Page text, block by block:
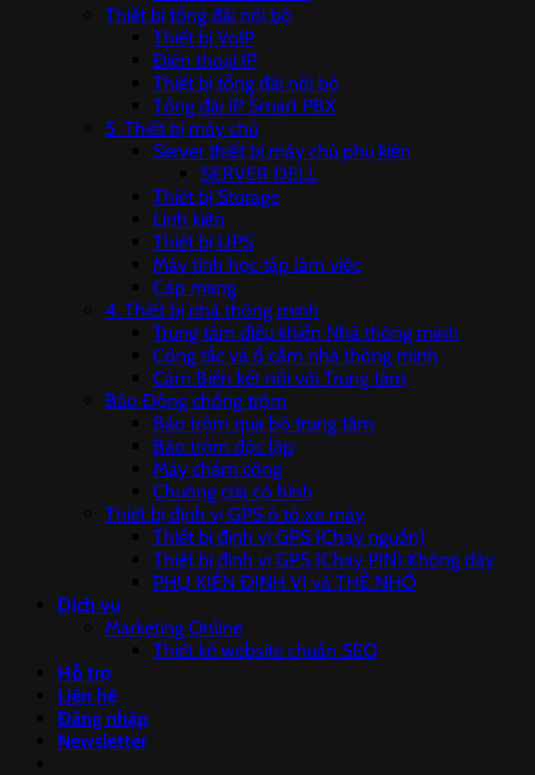
Thiết bị tổng đài nội bộ
Thiết bị VoIP
Điện thoại IP
Thiết bị tổng đài nội bộ
Tổng đài IP Smart PBX
5. Thiết bị máy chủ
Server thiết bị máy chủ phụ kiện
SERVER DELL
Thiết bị Storage
Linh kiện
Thiết bị UPS
Máy tính học tập làm việc
Cáp mạng
4. Thiết bị nhà thông minh
Trung tâm điều khiển Nhà thông minh
Công tắc và ổ cắm nhà thông minh
Cảm Biến kết nối với Trung tâm
Báo Động chống trộm
Báo trộm qua bộ trung tâm
Báo trộm độc lập
Máy chấm công
Chuông cửa có hình
Thiết bị định vị GPS ô tô xe máy
Thiết bị định vị GPS (Chạy nguồn)
Thiết bị định vị GPS (Chạy PIN) Không dây
PHỤ KIỆN ĐỊNH VỊ và THẺ NHỚ
Dịch vụ
Marketing Online
Thiết kế website chuẩn SEO
Hỗ trợ
Liên hệ
Đăng nhập
Newsletter